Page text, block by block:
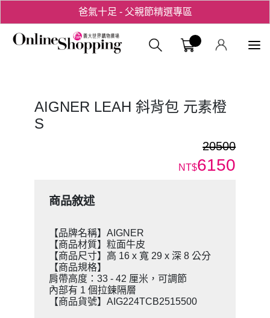
爸氣十足 - 父親節精選專區
用心愛你！七夕星選禮遇！義大購物
AIGNER LEAH 斜背包 元素橙
S
20500
NT$6150
商品敘述
【品牌名稱】AIGNER
【商品材質】粒面牛皮
【商品尺寸】高 16 x 寬 29 x 深 8 公分
【商品規格】
肩帶高度：33 - 42 厘米，可調節
內部有 1 個拉鍊隔層
【商品貨號】AIG224TCB2515500